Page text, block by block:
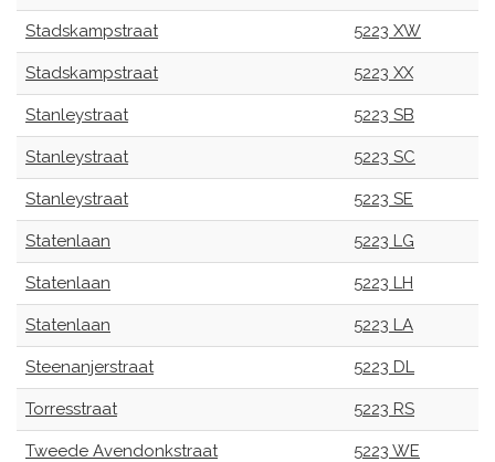
Stadskampstraat 5223 XW
Stadskampstraat 5223 XX
Stanleystraat 5223 SB
Stanleystraat 5223 SC
Stanleystraat 5223 SE
Statenlaan 5223 LG
Statenlaan 5223 LH
Statenlaan 5223 LA
Steenanjerstraat 5223 DL
Torresstraat 5223 RS
Tweede Avendonkstraat 5223 WE